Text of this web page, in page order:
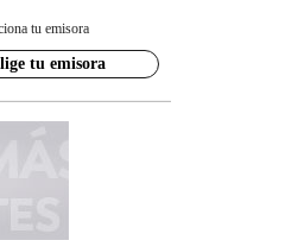
tu emisora
tu emisora